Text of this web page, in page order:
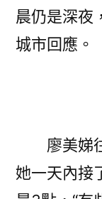
晨仍是深夜
城市回應。
廖美娣
她一天內接